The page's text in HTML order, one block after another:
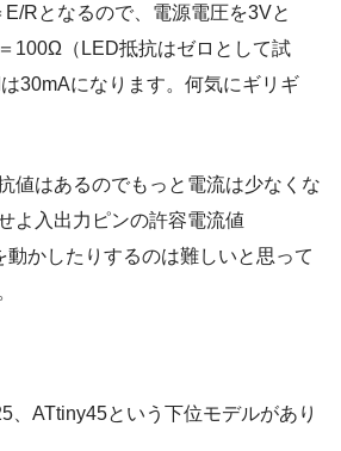
Rとなるので、電源電圧を3Vと
100Ω（LED抵抗はゼロとして試
30mAになります。何気にギリギ
値はあるのでもっと電流は少なくな
よ入出力ピンの許容電流値
動かしたりするのは難しいと思って
、ATtiny45という下位モデルがあり